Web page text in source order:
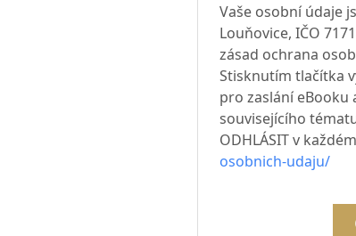
Vaše osobní údaje
Louňovice, IČO
zásad ochrana
Stisknutím tlačítka
pro zaslání
souvisejícího
ODHLÁSIT v
osobnich-udaju/